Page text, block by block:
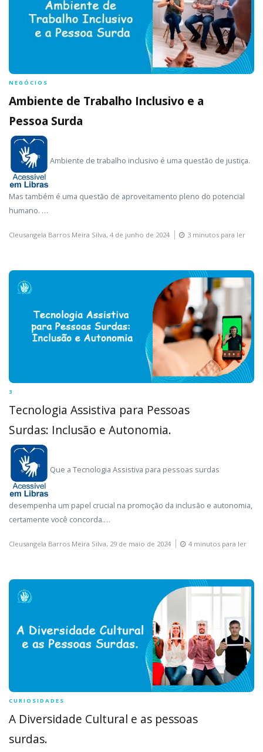
NEGÓCIOS
Ambiente de Trabalho Inclusivo e a
Pessoa Surda
Ambiente de trabalho inclusivo é uma questão de justiça.
Mas também é uma questão de aproveitamento pleno do potencial
humano. …
Cleusangela Barros Meira Silva, 4 de junho de 2024 3 minutos para ler
3
Tecnologia Assistiva para Pessoas
Surdas: Inclusão e Autonomia.
Que a Tecnologia Assistiva para pessoas surdas
desempenha um papel crucial na promoção da inclusão e autonomia,
certamente você concorda.…
Cleusangela Barros Meira Silva, 29 de maio de 2024 4 minutos para ler
CURIOSIDADES
A Diversidade Cultural e as pessoas
surdas.